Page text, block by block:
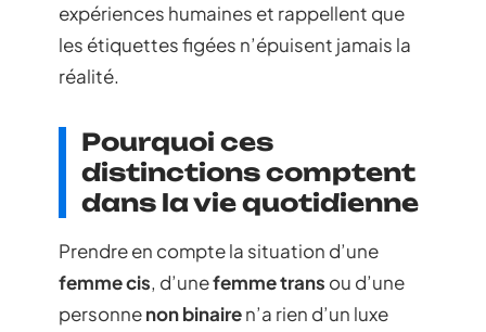
expériences humaines et rappellent que
les étiquettes figées n’épuisent jamais la
réalité.
Pourquoi ces
distinctions comptent
dans la vie quotidienne
Prendre en compte la situation d’une
femme cis, d’unefemme trans ou d’une
personnenon binairen’a rien d’un luxe